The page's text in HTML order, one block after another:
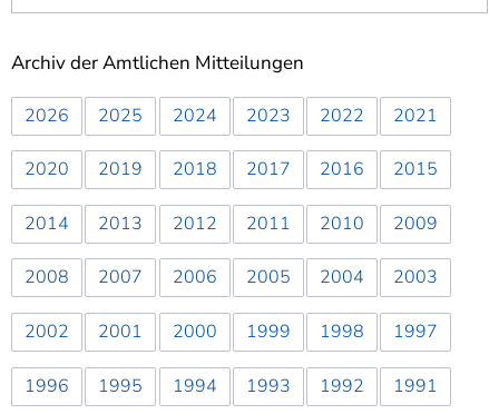
Archiv der Amtlichen Mitteilungen
2026 2025 2024 2023 2022 2021
2020 2019 2018 2017 2016 2015
2014 2013 2012 2011 2010 2009
2008 2007 2006 2005 2004 2003
2002 2001 2000 1999 1998 1997
1996 1995 1994 1993 1992 1991